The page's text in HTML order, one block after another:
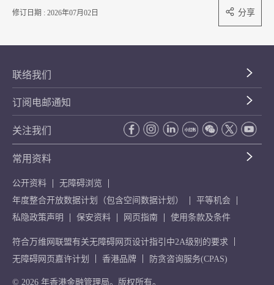
修订日期 : 2026年07月02日 分享
联络我们
订阅电邮通知
关注我们
常用资料
公开资料
无障碍浏览
年度整合开放数据计划（包含空间数据计划）
平等机会
私隐政策声明
保安资料 网页指南 使用条款及条件
符合万维网联盟有关无障碍网页设计指引中2A级别的要求
无障碍网页嘉许计划
香港品牌 防贪咨询服务(CPAS)
© 2026 年香港金融管理局。版权所有。